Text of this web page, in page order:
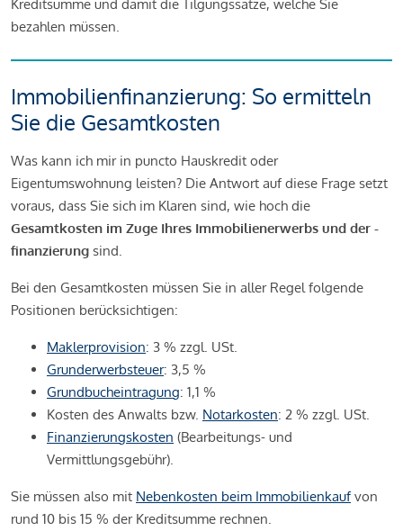
Kreditsumme und damit die Tilgungssätze, welche Sie
bezahlen müssen.
Immobilienfinanzierung: So ermitteln
Sie die Gesamtkosten
Was kann ich mir in puncto Hauskredit oder
Eigentumswohnung leisten? Die Antwort auf diese Frage setzt
voraus, dass Sie sich im Klaren sind, wie hoch die
Gesamtkosten im Zuge Ihres Immobilienerwerbs und der -
finanzierung sind.
Bei den Gesamtkosten müssen Sie in aller Regel folgende
Positionen berücksichtigen:
Maklerprovision: 3 % zzgl. USt.
Grunderwerbsteuer: 3,5 %
Grundbucheintragung: 1,1 %
Kosten des Anwalts bzw. Notarkosten: 2 % zzgl. USt.
Finanzierungskosten (Bearbeitungs- und
Vermittlungsgebühr).
Sie müssen also mit Nebenkosten beim Immobilienkaufvon
rund 10 bis 15 % der Kreditsumme rechnen.